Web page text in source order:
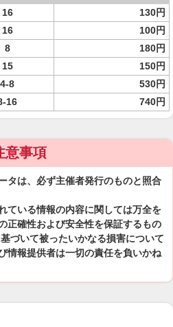
16 130円
16
100円
8
180円
15
150円
4-8
530円
16 740円
意事項
タは、必ず主催者発行のものと照合
ている情報の内容に関しては万全を
正確性および安全性を保証するもの
づいて被ったいかなる損害について
情報提供者は一切の責任を負いかね